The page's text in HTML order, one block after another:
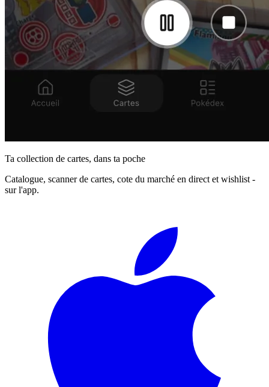
Ta collection de cartes, dans ta poche
Catalogue, scanner de cartes, cote du marché en direct et wishlist -
sur l'app.